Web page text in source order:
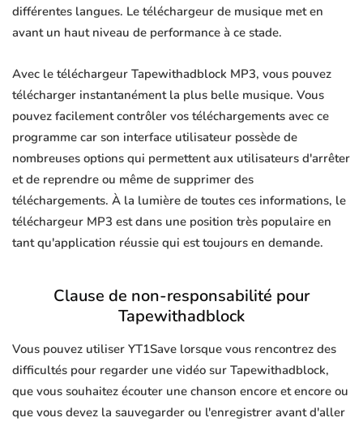
différentes langues. Le téléchargeur de musique met en
avant un haut niveau de performance à ce stade.
Avec le téléchargeur Tapewithadblock MP3, vous pouvez
télécharger instantanément la plus belle musique. Vous
pouvez facilement contrôler vos téléchargements avec ce
programme car son interface utilisateur possède de
nombreuses options qui permettent aux utilisateurs d'arrêter
et de reprendre ou même de supprimer des
téléchargements. À la lumière de toutes ces informations, le
téléchargeur MP3 est dans une position très populaire en
tant qu'application réussie qui est toujours en demande.
Clause de non-responsabilité pour
Tapewithadblock
Vous pouvez utiliser YT1Save lorsque vous rencontrez des
difficultés pour regarder une vidéo sur Tapewithadblock,
que vous souhaitez écouter une chanson encore et encore ou
que vous devez la sauvegarder ou l'enregistrer avant d'aller